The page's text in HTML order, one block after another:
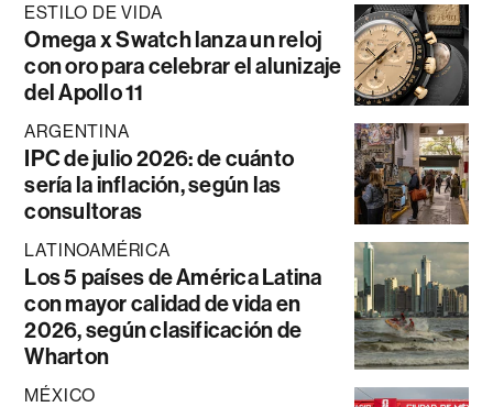
ESTILO DE VIDA
Omega x Swatch lanza un reloj
con oro para celebrar el alunizaje
del Apollo 11
ARGENTINA
IPC de julio 2026: de cuánto
sería la inflación, según las
consultoras
LATINOAMÉRICA
Los 5 países de América Latina
con mayor calidad de vida en
2026, según clasificación de
Wharton
MÉXICO